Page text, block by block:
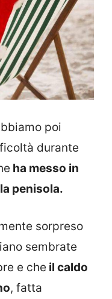
poi
durante
ha messo in
penisola.
sorpreso
sembrate
e che il caldo
, fatta